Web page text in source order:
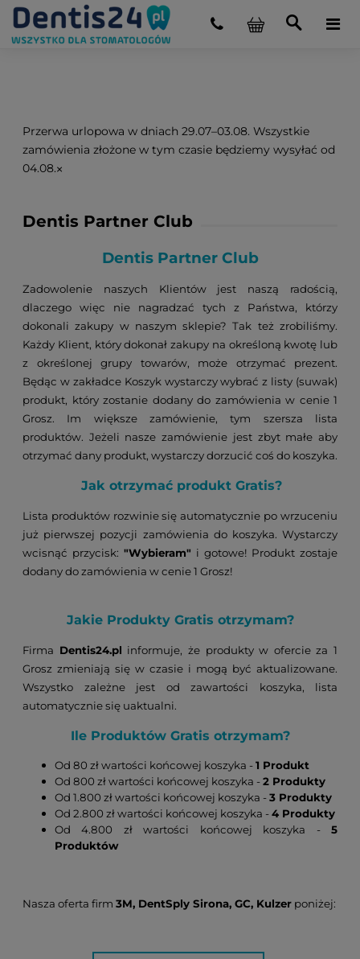
Przerwa urlopowa w dniach 29.07–03.08. Wszystkie
zamówienia złożone w tym czasie będziemy wysyłać od
04.08.×
Dentis Partner Club
Dentis Partner Club
Zadowolenie naszych Klientów jest naszą radością,
dlaczego więc nie nagradzać tych z Państwa, którzy
dokonali zakupy w naszym sklepie? Tak też zrobiliśmy.
Każdy Klient, który dokonał zakupy na określoną kwotę lub
z określonej grupy towarów, może otrzymać prezent.
Będąc w zakładce Koszyk wystarczy wybrać z listy (suwak)
produkt, który zostanie dodany do zamówienia w cenie 1
Grosz. Im większe zamówienie, tym szersza lista
produktów. Jeżeli nasze zamówienie jest zbyt małe aby
otrzymać dany produkt, wystarczy dorzucić coś do koszyka.
Jak otrzymać produkt Gratis?
Lista produktów rozwinie się automatycznie po wrzuceniu
już pierwszej pozycji zamówienia do koszyka. Wystarczy
wcisnąć przycisk: "Wybieram" i gotowe! Produkt zostaje
dodany do zamówienia w cenie 1 Grosz!
Jakie Produkty Gratis otrzymam?
Firma Dentis24.pl informuje, że produkty w ofercie za 1
Grosz zmieniają się w czasie i mogą być aktualizowane.
Wszystko zależne jest od zawartości koszyka, lista
automatycznie się uaktualni.
Ile Produktów Gratis otrzymam?
Od 80 zł wartości końcowej koszyka -1 Produkt
Od 800 zł wartości końcowej koszyka -2 Produkty
Od 1.800 zł wartości końcowej koszyka -3 Produkty
Od 2.800 zł wartości końcowej koszyka -4 Produkty
Od 4.800 zł wartości końcowej koszyka - 5
Produktów
Nasza oferta firm 3M, DentSply Sirona, GC, Kulzer poniżej: